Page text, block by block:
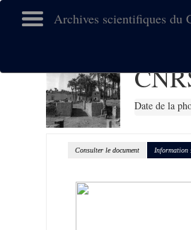
Archives scientifiques du
Date de la
Consulter le document Information